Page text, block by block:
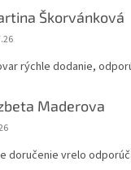
Škorvánková
obchodu je 5 z 5
rýchle dodanie,
Maderova
obchodu je 5 z 5
doručenie vrelo